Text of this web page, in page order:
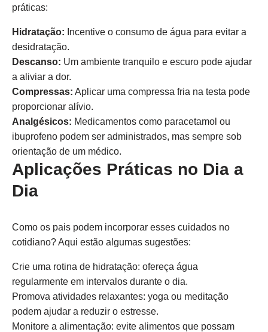
práticas:
Hidratação: Incentive o consumo de água para evitar a
desidratação.
Descanso: Um ambiente tranquilo e escuro pode ajudar
a aliviar a dor.
Compressas: Aplicar uma compressa fria na testa pode
proporcionar alívio.
Analgésicos: Medicamentos como paracetamol ou
ibuprofeno podem ser administrados, mas sempre sob
orientação de um médico.
Aplicações Práticas no Dia a
Dia
Como os pais podem incorporar esses cuidados no
cotidiano? Aqui estão algumas sugestões:
Crie uma rotina de hidratação: ofereça água
regularmente em intervalos durante o dia.
Promova atividades relaxantes: yoga ou meditação
podem ajudar a reduzir o estresse.
Monitore a alimentação: evite alimentos que possam